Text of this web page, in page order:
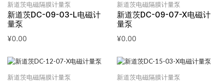
新道茨电磁隔膜计量泵
新道茨DC-09-03-L电磁计
量泵
¥0.00
新道茨电磁隔膜计量泵
新道茨DC-09-07-X电磁计
量泵
¥0.00
新道茨电磁隔膜计量泵 新道茨电磁隔膜计量泵